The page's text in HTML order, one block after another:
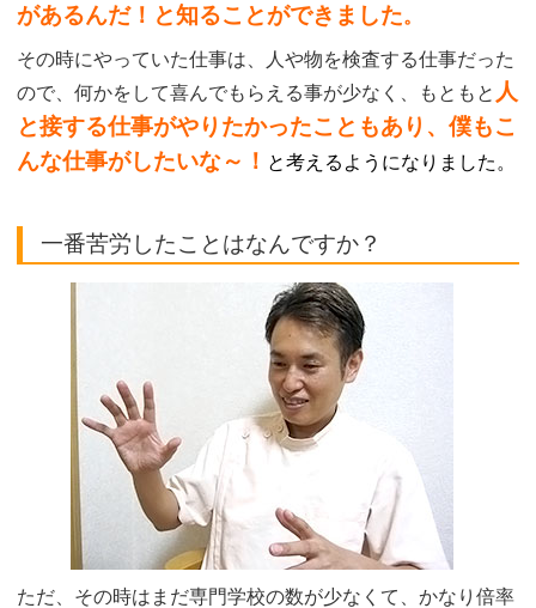
があるんだ！と知ることができました。
その時にやっていた仕事は、人や物を検査する仕事だった
ので、何かをして喜んでもらえる事が少なく、もともと 人
と接する仕事がやりたかったこともあり、僕もこ
んな仕事がしたいな～！ と考えるようになりました。
一番苦労したことはなんですか？
ただ、その時はまだ専門学校の数が少なくて、かなり倍率